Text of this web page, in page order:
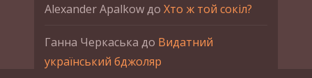
Alexander Apalkowдо Хто ж той сокіл?
Ганна Черкаська до Видатний
український бджоляр